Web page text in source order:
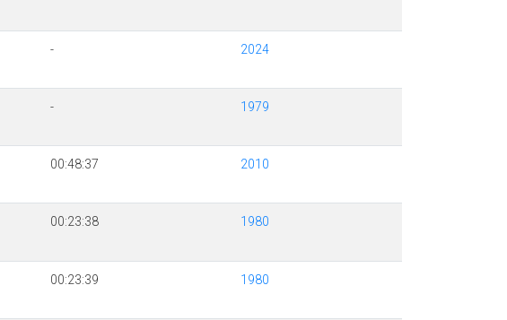
- 2024
- 1979
00:48:37 2010
00:23:38 1980
00:23:39 1980